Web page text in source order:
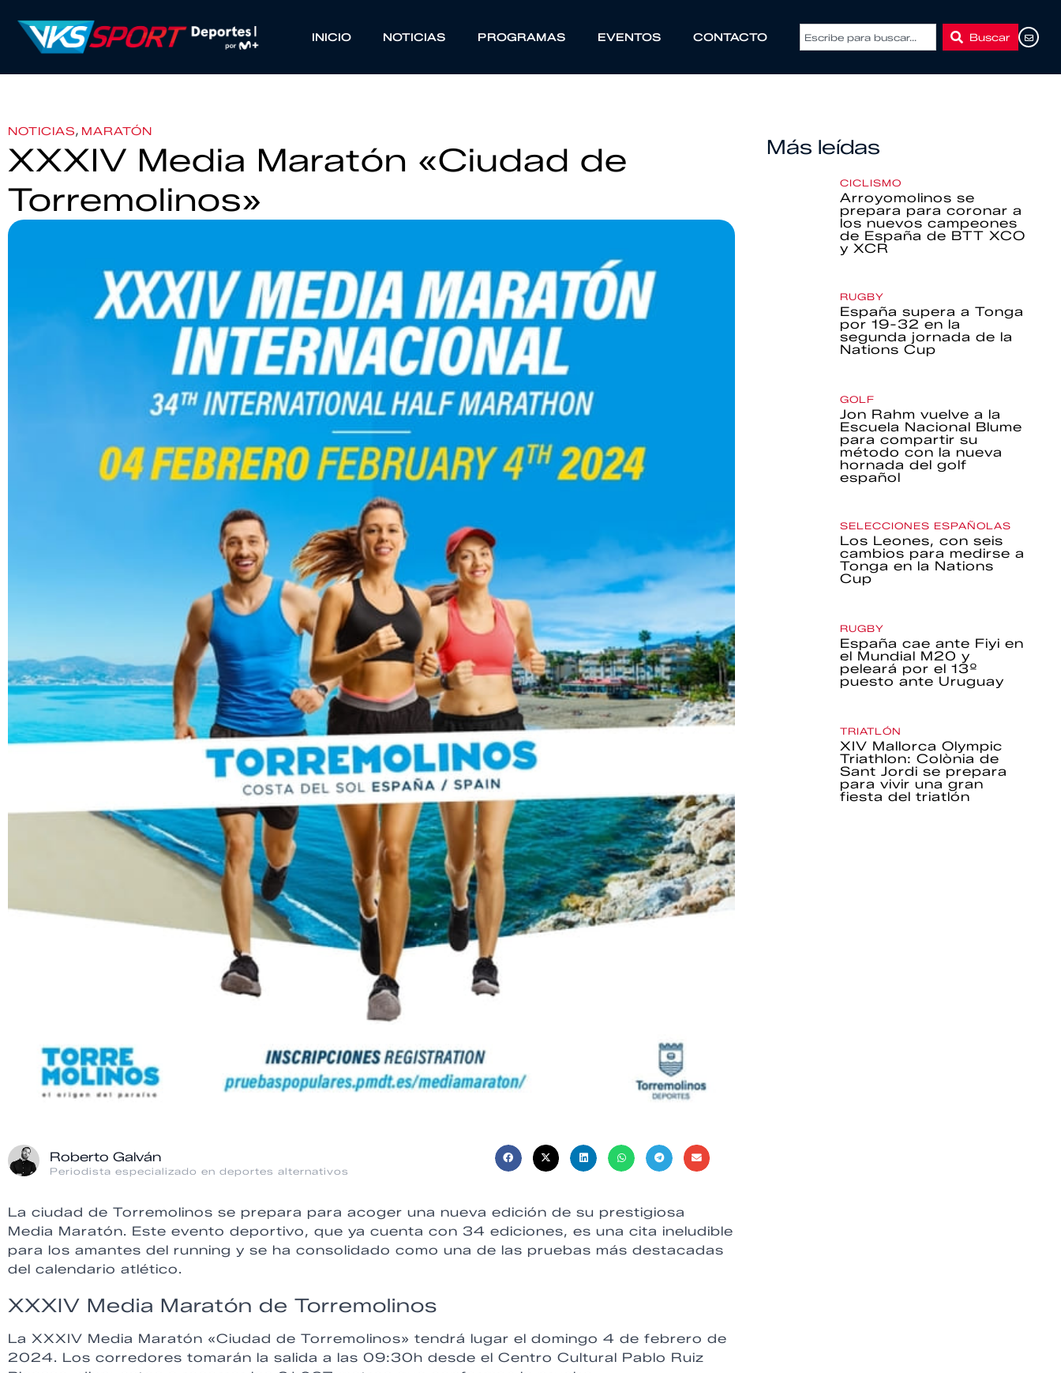
INICIO NOTICIAS PROGRAMAS EVENTOS CONTACTO Buscar
NOTICIAS, MARATÓN
XXXIV Media Maratón «Ciudad de
Torremolinos»
Roberto Galván
Periodista especializado en deportes alternativos
La ciudad de Torremolinos se prepara para acoger una nueva edición de su prestigiosa
Media Maratón. Este evento deportivo, que ya cuenta con 34 ediciones, es una cita ineludible
para los amantes del running y se ha consolidado como una de las pruebas más destacadas
del calendario atlético.
XXXIV Media Maratón de Torremolinos
La XXXIV Media Maratón «Ciudad de Torremolinos» tendrá lugar el domingo 4 de febrero de
2024. Los corredores tomarán la salida a las 09:30h desde el Centro Cultural Pablo Ruiz
Más leídas
CICLISMO
Arroyomolinos se
prepara para coronar a
los nuevos campeones
de España de BTT XCO
y XCR
RUGBY
España supera a Tonga
por 19-32 en la
segunda jornada de la
Nations Cup
GOLF
Jon Rahm vuelve a la
Escuela Nacional Blume
para compartir su
método con la nueva
hornada del golf
español
SELECCIONES ESPAÑOLAS
Los Leones, con seis
cambios para medirse a
Tonga en la Nations
Cup
RUGBY
España cae ante Fiyi en
el Mundial M20 y
peleará por el 13º
puesto ante Uruguay
TRIATLÓN
XIV Mallorca Olympic
Triathlon: Colònia de
Sant Jordi se prepara
para vivir una gran
fiesta del triatlón